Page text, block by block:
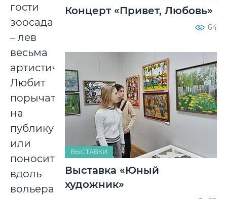
гости
зоосада
– лев
весьма
артистичен.
Любит
порычать
на
публику
или
поноситься
вдоль
вольера.
Концерт «Привет, Любовь»
64
ВЫСТАВКИ
Выставка «Юный
художник»